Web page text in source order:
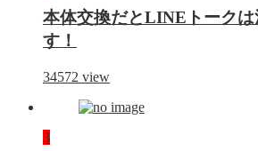
本体交換だとLINEトークは
す！
34572 view
3